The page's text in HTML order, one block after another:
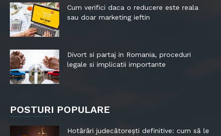
Cum verifici daca o reducere este reala
sau doar marketing ieftin
Divort si partaj in Romania, proceduri
legale si implicatii importante
POSTURI POPULARE
Hotărâri judecătorești definitive: cum să le